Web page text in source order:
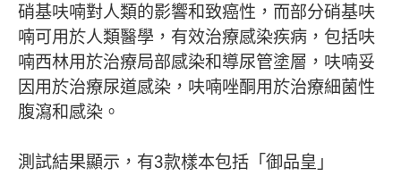
硝基呋喃對人類的影響和致癌性，而部分硝基呋
喃可用於人類醫學，有效治療感染疾病，包括呋
喃西林用於治療局部感染和導尿管塗層，呋喃妥
因用於治療尿道感染，呋喃唑酮用於治療細菌性
腹瀉和感染。
測試結果顯示，有3款樣本包括「御品皇」